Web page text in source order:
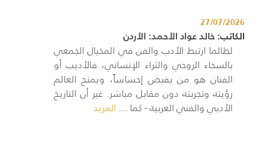
27/07/2026
الكاتب:خالد عواد الأحمد: الأردن
لطالما ارتبط الأدب والفن في المخيال الجمعي
بالسخاء الروحي والثراء الإنساني، فالأديب أو
الفنان هو من يفيض إحساساً، ويمنح العالم
رؤيته وتجربته دون مقابل مباشر. غير أن التاريخ
الأدبي والفني العربية - كما ...المزيد